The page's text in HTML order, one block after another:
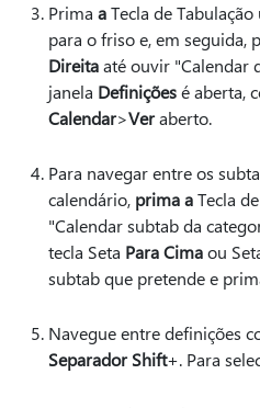
Prima aTecla de
para o friso e, em seguida,
Direitaaté ouvir "Calendar
janela Definiçõesé aberta,
Calendar>Veraberto.
Para navegar entre os
calendário, prima aTecla
"Calendar subtab da
tecla Seta Para Cimaou
subtab que pretende e
Navegue entre definições
Separador Shift+. Para